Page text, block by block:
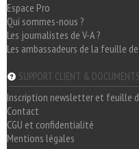
Espace Pro
Qui sommes-nous ?
Les journalistes de V-A ?
Les ambassadeurs de la feuille
SUPPORT CLIENT &
Inscription newsletter et feuille
Contact
CGU et confidentialité
Mentions légales